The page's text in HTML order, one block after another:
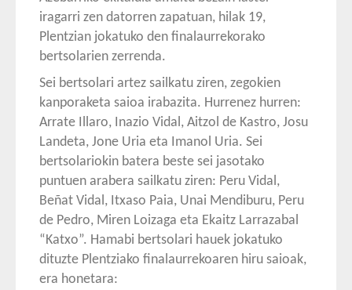
iragarri zen datorren zapatuan, hilak 19,
Plentzian jokatuko den finalaurrekorako
bertsolarien zerrenda.
Sei bertsolari artez sailkatu ziren, zegokien
kanporaketa saioa irabazita. Hurrenez hurren:
Arrate Illaro, Inazio Vidal, Aitzol de Kastro, Josu
Landeta, Jone Uria eta Imanol Uria. Sei
bertsolariokin batera beste sei jasotako
puntuen arabera sailkatu ziren: Peru Vidal,
Beñat Vidal, Itxaso Paia, Unai Mendiburu, Peru
de Pedro, Miren Loizaga eta Ekaitz Larrazabal
“Katxo”. Hamabi bertsolari hauek jokatuko
dituzte Plentziako finalaurrekoaren hiru saioak,
era honetara: